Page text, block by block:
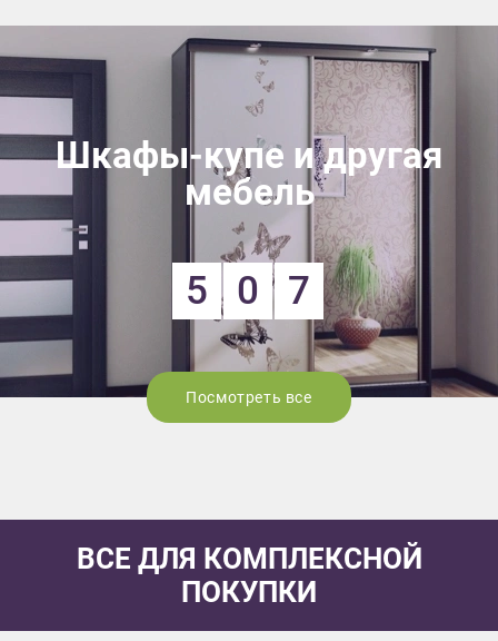
Шкафы-купе и другая
мебель
5 0 7
Посмотреть все
ВСЕ ДЛЯ КОМПЛЕКСНОЙ
ПОКУПКИ